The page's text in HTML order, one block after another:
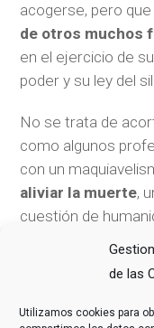
de las
Utilizamos cookies para
acogerse, pero
de otros muchos
en el ejercicio de
poder y su ley del
No se trata de
como algunos
con un
aliviar la muerte,
cuestión de